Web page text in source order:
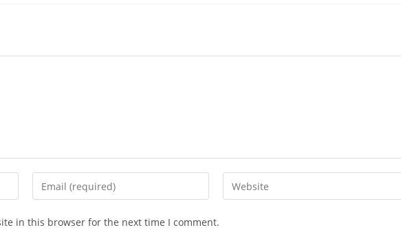
Enter
your
Enter
your
in this browser for the next time I comment.